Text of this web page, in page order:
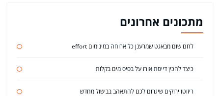
מתכונים אחרונים
לחם שום מבאגט שמרענן כל ארוחה במינימום effort
כיצד להכין דייסת אורז על בסיס מים בקלות
ריזוטו ירוקים שיגרום לכם להתאהב בבישול מחדש